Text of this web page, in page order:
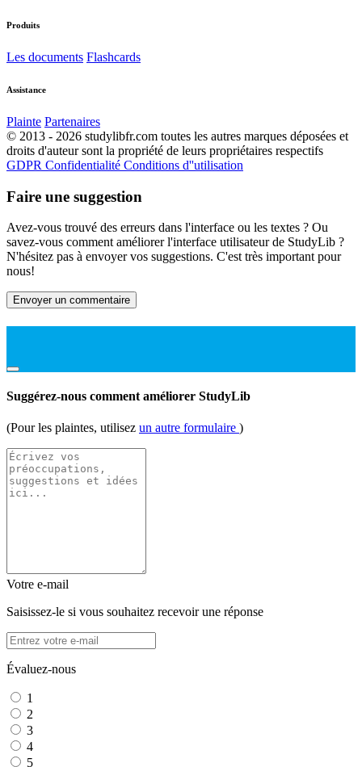
Produits
Les documents Flashcards
Assistance
Plainte Partenaires
© 2013 - 2026 studylibfr.com toutes les autres marques déposées et
droits d'auteur sont la propriété de leurs propriétaires respectifs
GDPR Confidentialité Conditions d''utilisation
Faire une suggestion
Avez-vous trouvé des erreurs dans l'interface ou les textes ? Ou
savez-vous comment améliorer l'interface utilisateur de StudyLib ?
N'hésitez pas à envoyer vos suggestions. C'est très important pour
nous!
Envoyer un commentaire
Suggérez-nous comment améliorer StudyLib
(Pour les plaintes, utilisez un autre formulaire )
Votre e-mail
Saisissez-le si vous souhaitez recevoir une réponse
Évaluez-nous
1
2
3
4
5